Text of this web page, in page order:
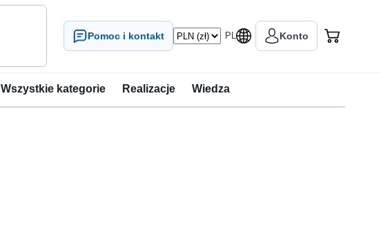
Pomoc i kontakt PL Konto
Wszystkie kategorie Realizacje Wiedza